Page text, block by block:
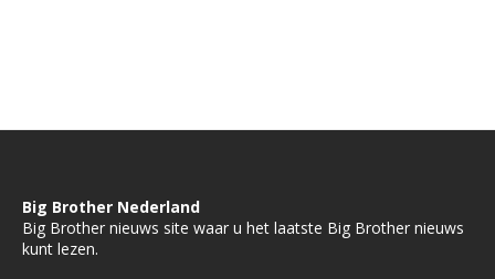
Big Brother Nederland
Big Brother nieuws site waar u het laatste Big Brother nieuws
kunt lezen.